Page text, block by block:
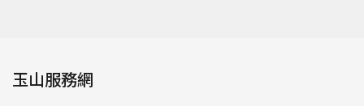
玉山服務網